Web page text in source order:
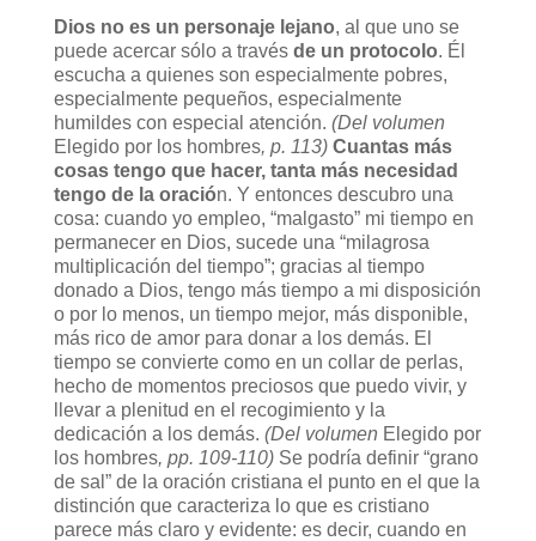
Dios no es un personaje lejano, al que uno se
puede acercar sólo a través de un protocolo. Él
escucha a quienes son especialmente pobres,
especialmente pequeños, especialmente
humildes con especial atención. (Del volumen
Elegido por los hombres, p. 113) Cuantas más
cosas tengo que hacer, tanta más necesidad
tengo de la oración. Y entonces descubro una
cosa: cuando yo empleo, “malgasto” mi tiempo en
permanecer en Dios, sucede una “milagrosa
multiplicación del tiempo”; gracias al tiempo
donado a Dios, tengo más tiempo a mi disposición
o por lo menos, un tiempo mejor, más disponible,
más rico de amor para donar a los demás. El
tiempo se convierte como en un collar de perlas,
hecho de momentos preciosos que puedo vivir, y
llevar a plenitud en el recogimiento y la
dedicación a los demás. (Del volumen Elegido por
los hombres, pp. 109-110)Se podría definir “grano
de sal” de la oración cristiana el punto en el que la
distinción que caracteriza lo que es cristiano
parece más claro y evidente: es decir, cuando en